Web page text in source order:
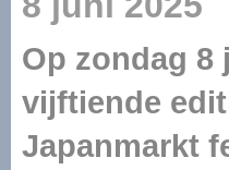
Op zondag 8
vijftiende
Japanmarkt